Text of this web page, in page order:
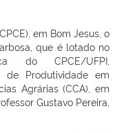
em Bom Jesus, o
que é lotado no
do CPCE/UFPI,
de Produtividade em
Agrárias (CCA), em
Gustavo Pereira,